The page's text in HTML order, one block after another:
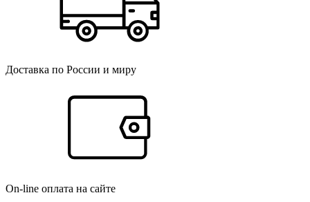
Доставка по России и миру
On-line оплата на сайте